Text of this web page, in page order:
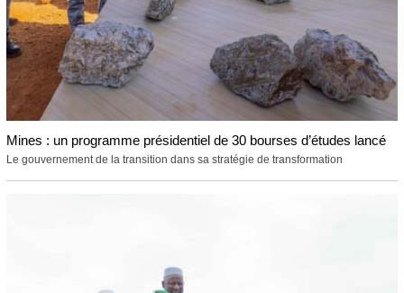
Mines : un programme présidentiel de 30 bourses d’études lancé
Le gouvernement de la transition dans sa stratégie de transformation